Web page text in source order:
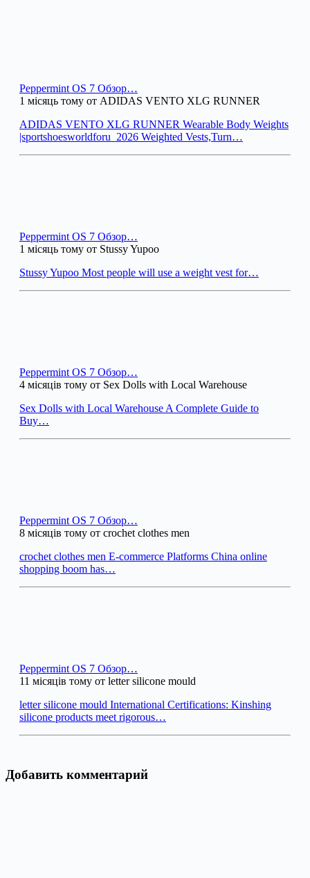
Peppermint OS 7 Обзор…
1 місяць тому от ADIDAS VENTO XLG RUNNER
ADIDAS VENTO XLG RUNNER Wearable Body Weights
|sportshoesworldforu_2026 Weighted Vests,Turn…
Peppermint OS 7 Обзор…
1 місяць тому от Stussy Yupoo
Stussy Yupoo Most people will use a weight vest for…
Peppermint OS 7 Обзор…
4 місяців тому от Sex Dolls with Local Warehouse
Sex Dolls with Local Warehouse A Complete Guide to
Buy…
Peppermint OS 7 Обзор…
8 місяців тому от crochet clothes men
crochet clothes men E-commerce Platforms China online
shopping boom has…
Peppermint OS 7 Обзор…
11 місяців тому от letter silicone mould
letter silicone mould International Certifications: Kinshing
silicone products meet rigorous…
Добавить комментарий